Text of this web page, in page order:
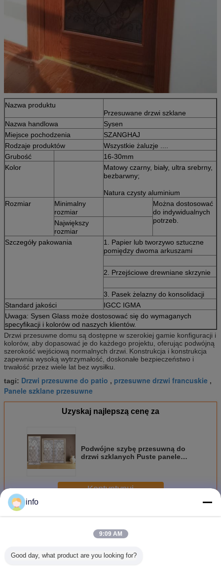
Nazwa produktu
Przesuwane drzwi szklane
Nazwa handlowa
Sysen
Miejsce pochodzenia
SZANGHAJ
Rodzaje produktów
Wszystkie żaluzje ....
Grubość
16-30mm
Kolor
Matowy czarny, biały, ultra srebrny,
bezbarwny;
Natura czysty aluminium
Rozmiar
Minimalny
rozmiar
Można dostosować
do indywidualnych
potrzeb.
Największy
rozmiar
Szczegóły pakowania
1. Papier lub tworzywo sztuczne
pomiędzy dwoma arkuszami
2. Przejściowe drewniane skrzynie
3. Pasek żelazny do konsolidacji
Standard jakości
IGCC IGMA
Uwaga: Sysen Glass może dostosować się do wymaganych
specyfikacji i kolorów od naszych klientów.
Drzwi przesuwne domu są dostępne w szerokiej gamie konfiguracji i
kolorów, aby dopasować je do każdego projektu, oferując podwójną
szerokość wejściową normalnych drzwi. Konstrukcja i konstrukcja
zapewnia wysoką wytrzymałość, doskonałe bezpieczeństwo i
trwałość przez wiele lat bez wysiłku.
tagi: Drzwi przesuwne do patio , przesuwne drzwi francuskie ,
Panele szklane przesuwne
Uzyskaj najlepszą cenę za
Podwójne szybę przesuwną do
drzwi szklanych Puste panele
Kontyntynuj
JeszczeDrzwi szklane przesuwne
info
9:09 AM
Good day, what product are you looking for?